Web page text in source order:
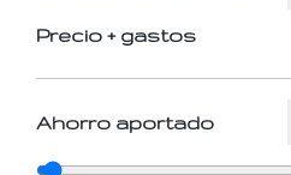
Precio + gastos
Ahorro aportado